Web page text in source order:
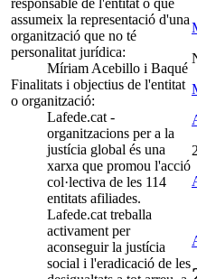
responsable de l'entitat o que
assumeix la representació d'una
organització que no té
personalitat jurídica:
Míriam Acebillo i Baqué
Finalitats i objectius de l'entitat
o organització:
Lafede.cat -
organitzacions per a la
justícia global és una
xarxa que promou l'acció
col·lectiva de les 114
entitats afiliades.
Lafede.cat treballa
activament per
aconseguir la justícia
social i l'eradicació de les